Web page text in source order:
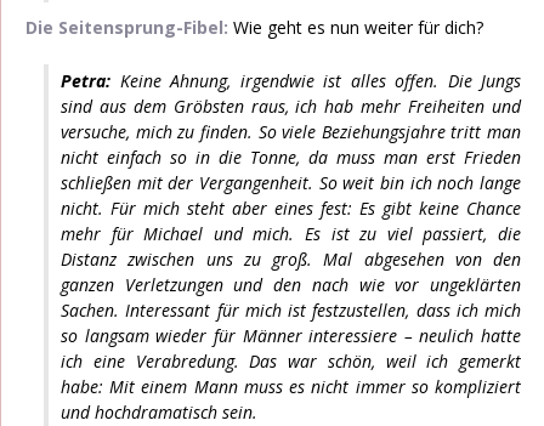
Die Seitensprung-Fibel: Wie geht es nun weiter für dich?
Petra: Keine Ahnung, irgendwie ist alles offen. Die Jungs
sind aus dem Gröbsten raus, ich hab mehr Freiheiten und
versuche, mich zu finden. So viele Beziehungsjahre tritt man
nicht einfach so in die Tonne, da muss man erst Frieden
schließen mit der Vergangenheit. So weit bin ich noch lange
nicht. Für mich steht aber eines fest: Es gibt keine Chance
mehr für Michael und mich. Es ist zu viel passiert, die
Distanz zwischen uns zu groß. Mal abgesehen von den
ganzen Verletzungen und den nach wie vor ungeklärten
Sachen. Interessant für mich ist festzustellen, dass ich mich
so langsam wieder für Männer interessiere – neulich hatte
ich eine Verabredung. Das war schön, weil ich gemerkt
habe: Mit einem Mann muss es nicht immer so kompliziert
und hochdramatisch sein.